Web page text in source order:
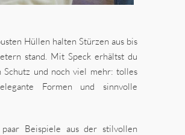
Hüllen halten Stürzen aus bis
stand. Mit Speck erhältst du
Schutz und noch viel mehr: tolles
Formen und sinnvolle
Beispiele aus der stilvollen